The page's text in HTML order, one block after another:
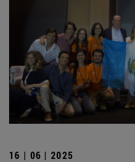
16 | 06 | 2025